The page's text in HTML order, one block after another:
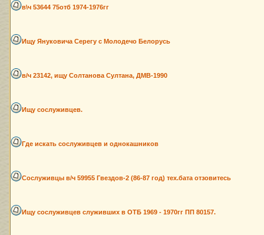
в\ч 53644 75отб 1974-1976гг
Ищу Януковича Серегу с Молодечо Белорусь
в/ч 23142, ищу Солтанова Султана, ДМВ-1990
Ищу сослуживцев.
Где искать сослуживцев и однокашников
Сослуживцы в/ч 59955 Гвездов-2 (86-87 год) тех.бата отзовитесь
Ищу сослуживцев служивших в ОТБ 1969 - 1970гг ПП 80157.